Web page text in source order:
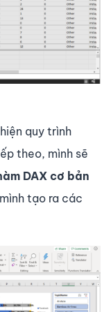
quy trình
theo, mình sẽ
DAX cơ bản
tạo ra các